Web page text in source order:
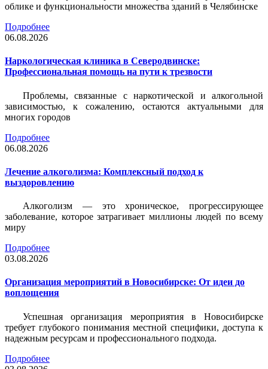
облике и функциональности множества зданий в Челябинске
Подробнее
06.08.2026
Наркологическая клиника в Северодвинске:
Профессиональная помощь на пути к трезвости
Проблемы, связанные с наркотической и алкогольной
зависимостью, к сожалению, остаются актуальными для
многих городов
Подробнее
06.08.2026
Лечение алкоголизма: Комплексный подход к
выздоровлению
Алкоголизм — это хроническое, прогрессирующее
заболевание, которое затрагивает миллионы людей по всему
миру
Подробнее
03.08.2026
Организация мероприятий в Новосибирске: От идеи до
воплощения
Успешная организация мероприятия в Новосибирске
требует глубокого понимания местной специфики, доступа к
надежным ресурсам и профессионального подхода.
Подробнее